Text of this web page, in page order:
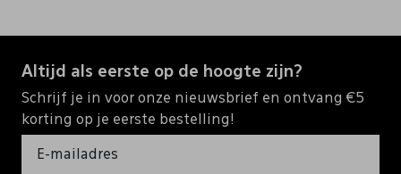
Altijd als eerste op de hoogte zijn?
Schrijf je in voor onze nieuwsbrief en ontvang €5
korting op je eerste bestelling!